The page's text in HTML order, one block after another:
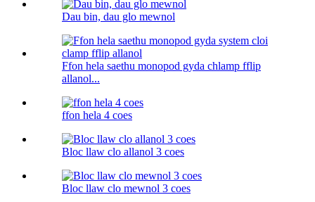
Dau bin, dau glo mewnol
Ffon hela saethu monopod gyda chlamp fflip
allanol...
ffon hela 4 coes
Bloc llaw clo allanol 3 coes
Bloc llaw clo mewnol 3 coes